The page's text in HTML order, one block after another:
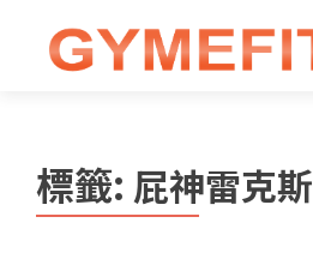
標籤: 屁神雷克斯